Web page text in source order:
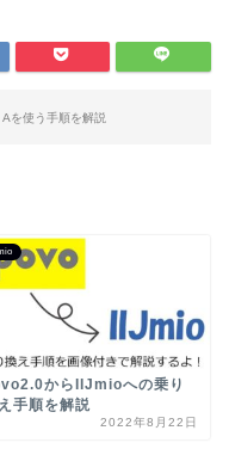
を使う手順を解説
からIIJmioへの乗り
手順を解説
2022年8月22日